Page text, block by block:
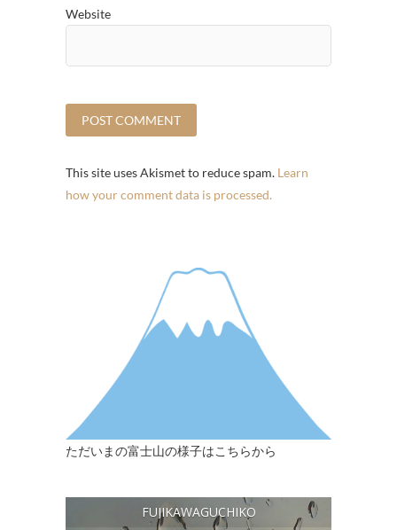
Website
This site uses Akismet to reduce spam. Learn
how your comment data is processed.
ただいまの富士山の様子はこちらから
FUJIKAWAGUCHIKO